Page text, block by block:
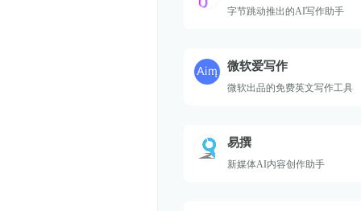
字节跳动推出的AI写作助手
微软爱写作
微软出品的免费英文写作工具
易撰
新媒体AI内容创作助手